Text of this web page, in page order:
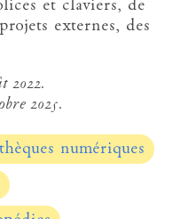
et claviers, de
externes, des
2022.
2025.
numériques